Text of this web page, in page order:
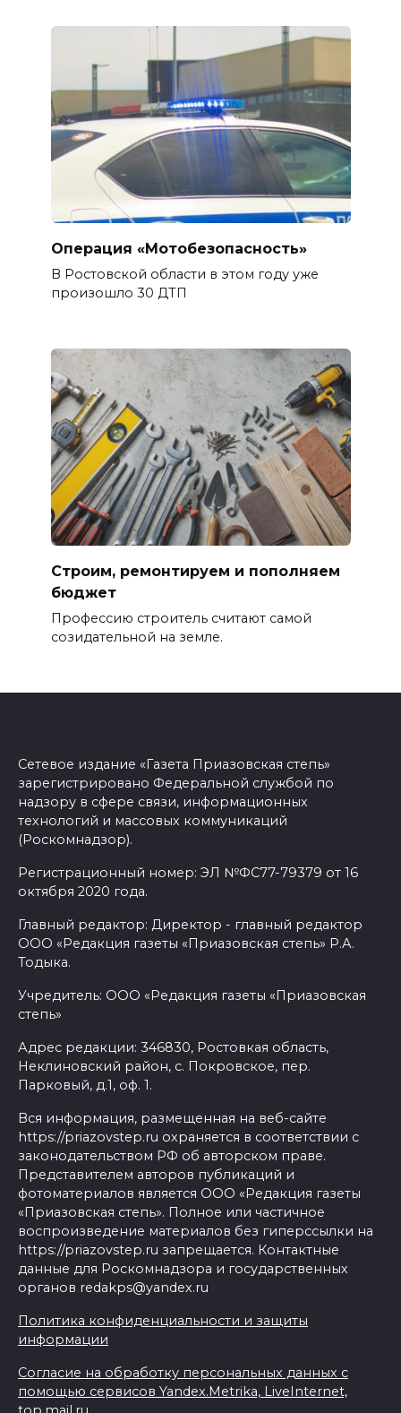
Операция «Мотобезопасность»
В Ростовской области в этом году уже
произошло 30 ДТП
Строим, ремонтируем и пополняем
бюджет
Профессию строитель считают самой
созидательной на земле.
Сетевое издание «Газета Приазовская степь»
зарегистрировано Федеральной службой по
надзору в сфере связи, информационных
технологий и массовых коммуникаций
(Роскомнадзор).
Регистрационный номер: ЭЛ №ФС77-79379 от 16
октября 2020 года.
Главный редактор: Директор - главный редактор
ООО «Редакция газеты «Приазовская степь» Р.А.
Тодыка.
Учредитель: ООО «Редакция газеты «Приазовская
степь»
Адрес редакции: 346830, Ростовкая область,
Неклиновский район, с. Покровское, пер.
Парковый, д.1, оф. 1.
Вся информация, размещенная на веб-сайте
https://priazovstep.ru охраняется в соответствии с
законодательством РФ об авторском праве.
Представителем авторов публикаций и
фотоматериалов является ООО «Редакция газеты
«Приазовская степь». Полное или частичное
воспроизведение материалов без гиперссылки на
https://priazovstep.ru запрещается. Контактные
данные для Роскомнадзора и государственных
органов redakps@yandex.ru
Политика конфиденциальности и защиты
информации
Согласие на обработку персональных данных с
помощью сервисов Yandex.Metrika, LiveInternet,